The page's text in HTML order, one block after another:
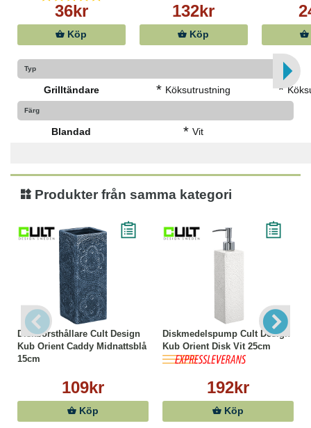
36kr
Köp
132kr
Köp
Typ
Grilltändare * Köksutrustning *
Färg
Blandad * Vit
Produkter från samma kategori
Diskborsthållare Cult Design
Kub Orient Caddy Midnattsblå
15cm
109kr
Köp
Diskmedelspump Cult Design
Kub Orient Disk Vit 25cm
192kr
Köp